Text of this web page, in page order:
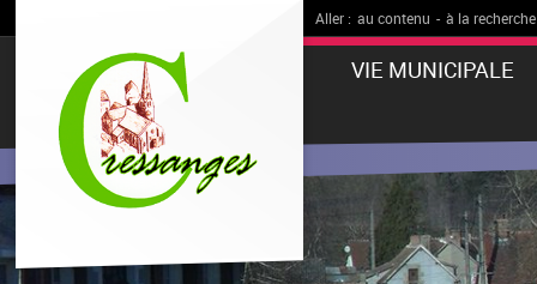
Aller : au contenu - à la recherche
VIE MUNICIPALE